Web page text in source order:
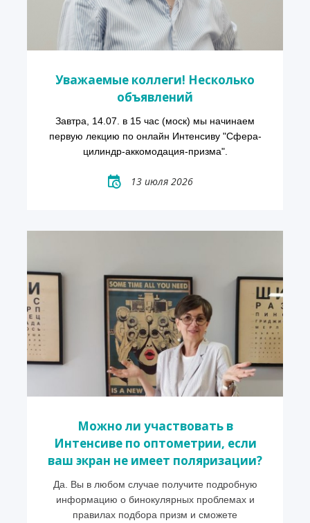
Уважаемые коллеги! Несколько
объявлений
Завтра, 14.07. в 15 час (моск) мы начинаем
первую лекцию по онлайн Интенсиву "Сфера-
цилиндр-аккомодация-призма".
13 июля 2026
Можно ли участвовать в
Интенсиве по оптометрии, если
ваш экран не имеет поляризации?
Да. Вы в любом случае получите подробную
информацию о бинокулярных проблемах и
правилах подбора призм и сможете